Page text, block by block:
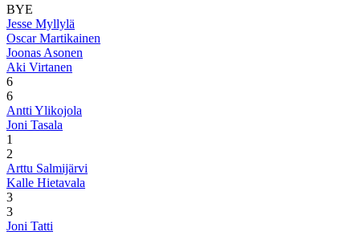
BYE
Jesse Myllylä
Oscar Martikainen
Joonas Asonen
Aki Virtanen
6
6
Antti Ylikojola
Joni Tasala
1
2
Arttu Salmijärvi
Kalle Hietavala
3
3
Joni Tatti